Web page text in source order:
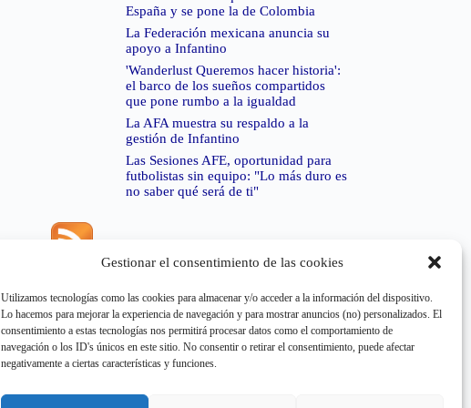
Gestionar el consentimiento de las cookies
Utilizamos tecnologías como las cookies para almacenar y/o acceder a la información del dispositivo.
Lo hacemos para mejorar la experiencia de navegación y para mostrar anuncios (no) personalizados. El
consentimiento a estas tecnologías nos permitirá procesar datos como el comportamiento de
navegación o los ID's únicos en este sitio. No consentir o retirar el consentimiento, puede afectar
negativamente a ciertas características y funciones.
España y se pone la de Colombia
La Federación mexicana anuncia su
apoyo a Infantino
'Wanderlust Queremos hacer historia':
el barco de los sueños compartidos
que pone rumbo a la igualdad
La AFA muestra su respaldo a la
gestión de Infantino
Las Sesiones AFE, oportunidad para
futbolistas sin equipo: "Lo más duro es
no saber qué será de ti"
Error de RSS:Retrieved unsupported status code
"404"